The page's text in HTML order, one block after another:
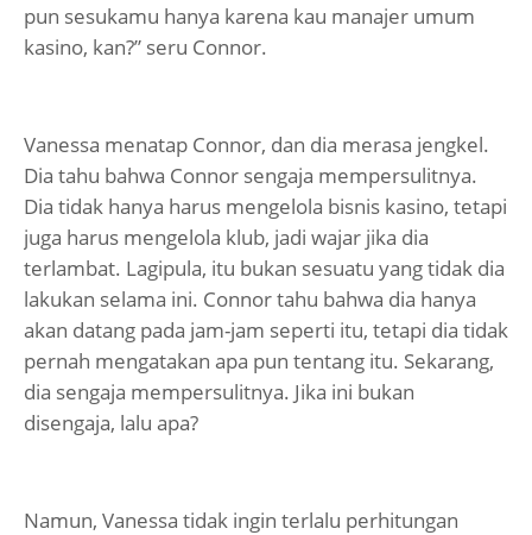
pun sesukamu hanya karena kau manajer umum
kasino, kan?” seru Connor.
Vanessa menatap Connor, dan dia merasa jengkel.
Dia tahu bahwa Connor sengaja mempersulitnya.
Dia tidak hanya harus mengelola bisnis kasino, tetapi
juga harus mengelola klub, jadi wajar jika dia
terlambat. Lagipula, itu bukan sesuatu yang tidak dia
lakukan selama ini. Connor tahu bahwa dia hanya
akan datang pada jam-jam seperti itu, tetapi dia tidak
pernah mengatakan apa pun tentang itu. Sekarang,
dia sengaja mempersulitnya. Jika ini bukan
disengaja, lalu apa?
Namun, Vanessa tidak ingin terlalu perhitungan